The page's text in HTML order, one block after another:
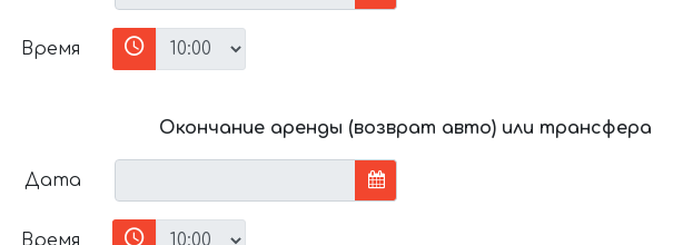
Время
Окончание аренды (возврат авто) или трансфера
Дата
Время